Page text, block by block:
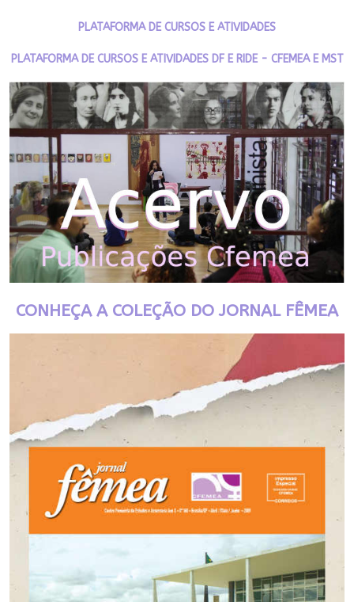
PLATAFORMA DE CURSOS E ATIVIDADES
PLATAFORMA DE CURSOS E ATIVIDADES DF E RIDE - CFEMEA E MST
CONHEÇA A COLEÇÃO DO JORNAL FÊMEA